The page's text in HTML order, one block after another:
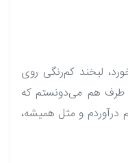
لبخند کم‌رنگی روی
طرف هم می‌دونستم که
درآوردم و مثل همیشه،